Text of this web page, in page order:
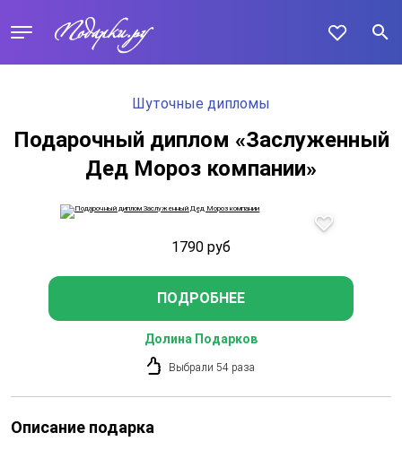
Шуточные дипломы
Подарочный диплом «Заслуженный
Дед Мороз компании»
1790 руб
ПОДРОБНЕЕ
Долина Подарков
Выбрали 54 раза
Описание подарка